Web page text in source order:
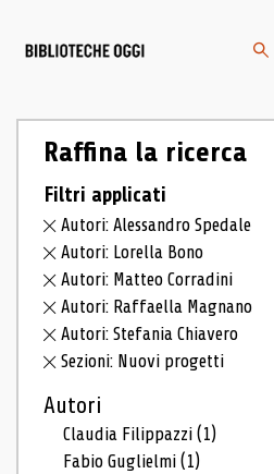
Raffina la ricerca
Filtri applicati
Autori: Alessandro Spedale
Autori: Lorella Bono
Autori: Matteo Corradini
Autori: Raffaella Magnano
Autori: Stefania Chiavero
Sezioni: Nuovi progetti
Autori
Claudia Filippazzi(1)
Fabio Guglielmi(1)